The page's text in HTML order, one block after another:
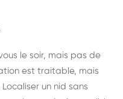
le soir, mais pas de
est traitable, mais
un nid sans